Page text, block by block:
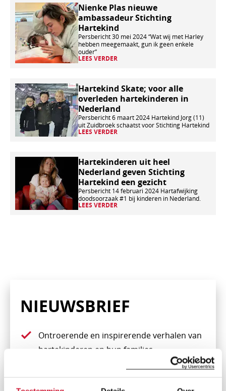
Nienke Plas nieuwe
ambassadeur Stichting
Hartekind
Persbericht 30 mei 2024 “Wat wij met Harley
hebben meegemaakt, gun ik geen enkele
ouder”
LEES VERDER
Lees
verder
Hartekind Skate; voor alle
overleden hartekinderen in
Nederland
Persbericht 6 maart 2024 Hartekind Jorg (11)
uit Zuidbroek schaatst voor Stichting Hartekind
LEES VERDER
Lees
verder
Hartekinderen uit heel
Nederland geven Stichting
Hartekind een gezicht
Persbericht 14 februari 2024 Hartafwijking
doodsoorzaak #1 bij kinderen in Nederland.
LEES VERDER
Lees
verder
NIEUWSBRIEF
Ontroerende en inspirerende verhalen van
hartekinderen en hun families
Tips en adviezen over het omgaan met een
hartafwijking bij kinderen